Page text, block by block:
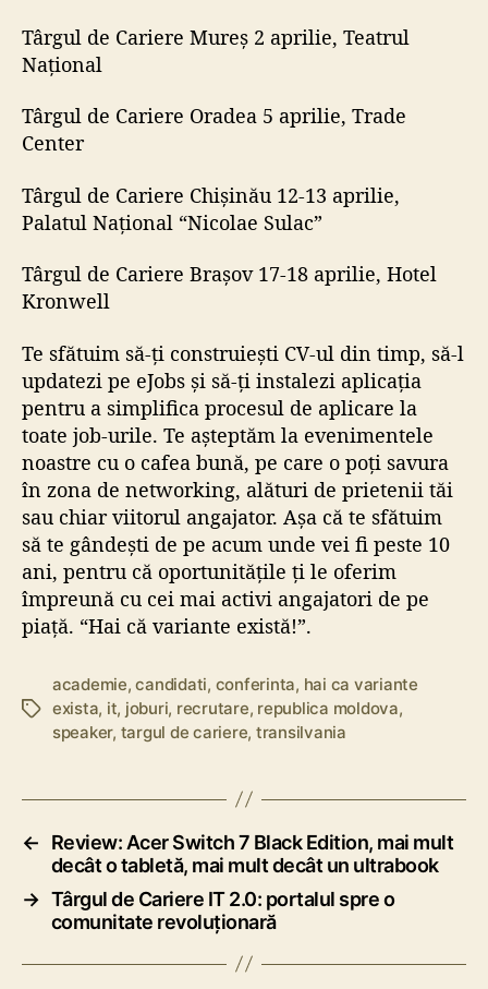
Târgul de Cariere Mureș 2 aprilie, Teatrul
Național
Târgul de Cariere Oradea 5 aprilie, Trade
Center
Târgul de Cariere Chișinău 12-13 aprilie,
Palatul Național “Nicolae Sulac”
Târgul de Cariere Brașov 17-18 aprilie, Hotel
Kronwell
Te sfătuim să-ți construiești CV-ul din timp, să-l
updatezi pe eJobs și să-ți instalezi aplicația
pentru a simplifica procesul de aplicare la
toate job-urile. Te așteptăm la evenimentele
noastre cu o cafea bună, pe care o poți savura
în zona de networking, alături de prietenii tăi
sau chiar viitorul angajator. Așa că te sfătuim
să te gândești de pe acum unde vei fi peste 10
ani, pentru că oportunitățile ți le oferim
împreună cu cei mai activi angajatori de pe
piață. “Hai că variante există!”.
E
h
t
academie,candidati, conferinta, hai ca variante
exista, it, joburi, recrutare, republica moldova,
speaker, targul de cariere, transilvania
←
Review: Acer Switch 7 Black Edition, mai mult
decât o tabletă, mai mult decât un ultrabook
→ Târgul de Cariere IT 2.0: portalul spre o
comunitate revoluționară